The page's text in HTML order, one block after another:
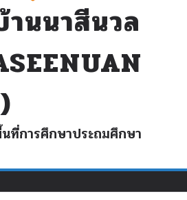
านนาสีนวล
ที่การศึกษาประถมศึกษา